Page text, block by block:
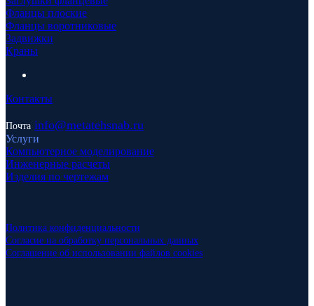
Фланцы плоские
Фланцы воротниковые
Задвижки
Краны
Контакты
Почта info@metatehsnab.ru
Услуги
Компьютерное моделирование
Инженерные расчеты
Изделия по чертежам
Политика конфиденциальности
Согласие на обработку персональных данных
Соглашение об использовании файлов cookies